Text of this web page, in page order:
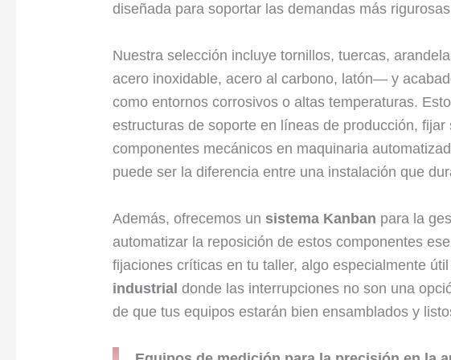
diseñada para soportar las demandas más
Nuestra selección incluye tornillos, tuercas,
acero inoxidable, acero al carbono, latón— y
como entornos corrosivos o altas temperaturas.
estructuras de soporte en líneas de producción,
componentes mecánicos en maquinaria
puede ser la diferencia entre una instalación que
Además, ofrecemos un sistema Kanban para la
automatizar la reposición de estos componentes
fijaciones críticas en tu taller, algo especialmente
industrial donde las interrupciones no son una
de que tus equipos estarán bien ensamblados y